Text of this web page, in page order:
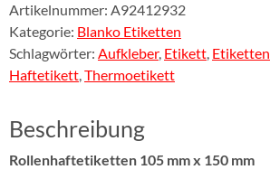
Artikelnummer: A92412932
Kategorie: Blanko Etiketten
Schlagwörter: Aufkleber, Etikett, Etiketten
Haftetikett,Thermoetikett
Beschreibung
Rollenhaftetiketten 105 mm x 150 mm